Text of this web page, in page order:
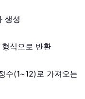
생성
식으로 반환
수(1~12)로 가져오는